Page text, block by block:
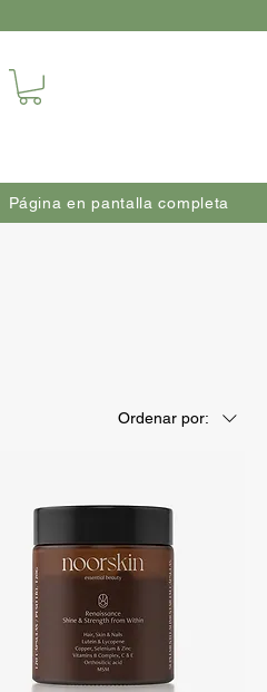
Página en pantalla completa
Ordenar por: